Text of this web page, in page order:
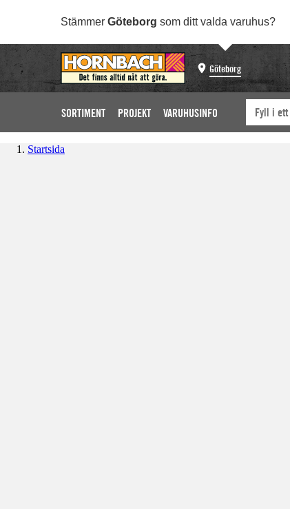
Stämmer Göteborg som ditt valda varuhus?
Göteborg
SORTIMENT PROJEKT VARUHUSINFO
Startsida